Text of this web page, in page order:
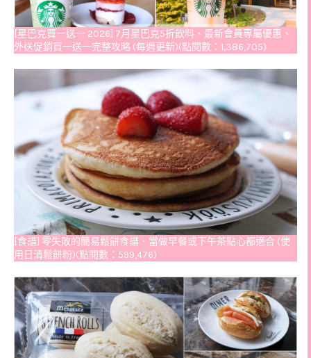
[星巴克買一送一 2026] 7月星巴克5折飲料、最新會員專屬優惠、
外送促銷買一送一完整攻略 (每週更新)(點閱數：1,386,705)
[食譜] 零失敗的簡易鬆餅食譜．當做早餐或下午茶點心都適合 (使
用日清鬆餅粉)(點閱數：599,476)